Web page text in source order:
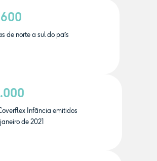
de norte a sul do país
Infância emitidos
de 2021